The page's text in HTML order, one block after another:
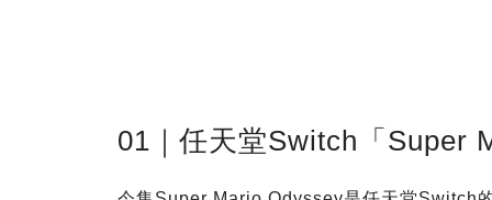
01｜任天堂Switch「Super